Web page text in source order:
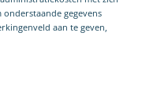
gegevens
aan te geven,